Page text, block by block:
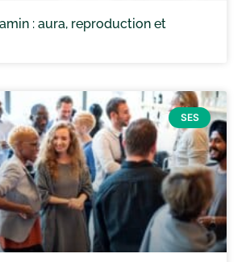
: aura, reproduction et
SES